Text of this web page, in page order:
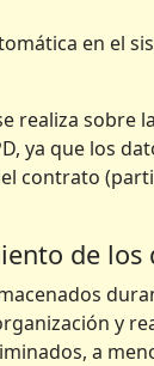
en el
realiza sobre
ya que los
contrato
de los
y
a